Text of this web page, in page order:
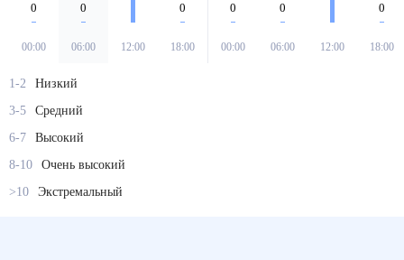
0
00:00
0
06:00 12:00
0
18:00
0
00:00
0
06:00 12:00
0
18:00
1-2
Низкий
3-5
Средний
6-7
Высокий
8-10
Очень высокий
>10
Экстремальный